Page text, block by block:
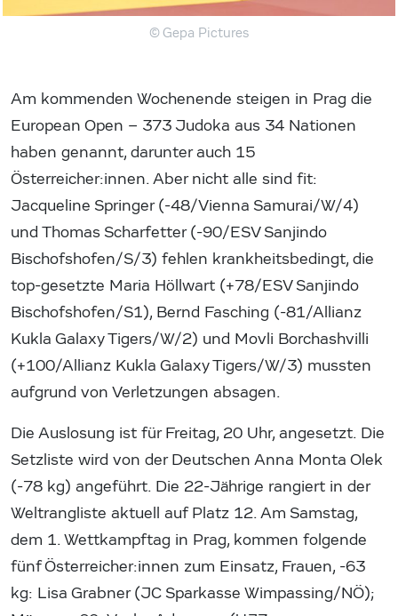
© Gepa Pictures
Am kommenden Wochenende steigen in Prag die
European Open – 373 Judoka aus 34 Nationen
haben genannt, darunter auch 15
Österreicher:innen. Aber nicht alle sind fit:
Jacqueline Springer (-48/Vienna Samurai/W/4)
und Thomas Scharfetter (-90/ESV Sanjindo
Bischofshofen/S/3) fehlen krankheitsbedingt, die
top-gesetzte Maria Höllwart (+78/ESV Sanjindo
Bischofshofen/S1), Bernd Fasching (-81/Allianz
Kukla Galaxy Tigers/W/2) und Movli Borchashvilli
(+100/Allianz Kukla Galaxy Tigers/W/3) mussten
aufgrund von Verletzungen absagen.
Die Auslosung ist für Freitag, 20 Uhr, angesetzt. Die
Setzliste wird von der Deutschen Anna Monta Olek
(-78 kg) angeführt. Die 22-Jährige rangiert in der
Weltrangliste aktuell auf Platz 12. Am Samstag,
dem 1. Wettkampftag in Prag, kommen folgende
fünf Österreicher:innen zum Einsatz, Frauen, -63
kg: Lisa Grabner (JC Sparkasse Wimpassing/NÖ);